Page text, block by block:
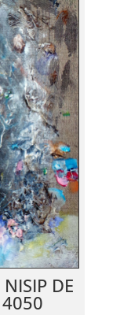
DE
4050